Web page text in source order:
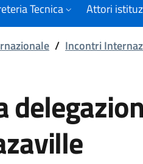
Tecnica Attori
/ Incontri